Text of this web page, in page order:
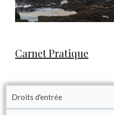
Carnet Pratique
Droits d'entrée